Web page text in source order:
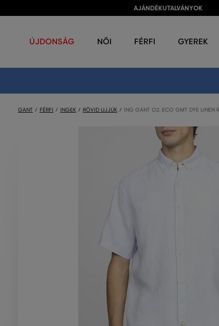
AJÁNDÉKUTALVÁNYOK
ÚJDONSÁG NŐI FÉRFI GYEREK
GANT FÉRFI INGEK RÖVID UJJÚK ING GANT O2. ECO GMT DYE LINEN